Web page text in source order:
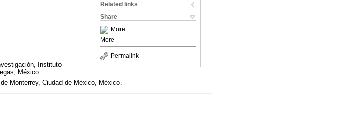
Related links
Share
More
More
Permalink
Instituto
México.
Monterrey, Ciudad de México, México.